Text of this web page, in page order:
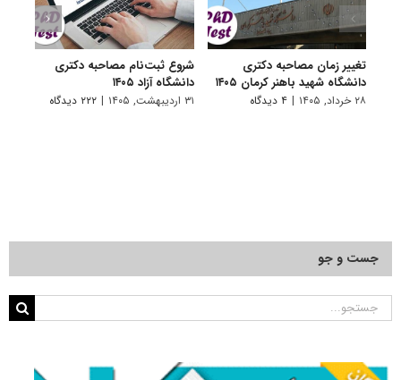
تغییر زمان مصاحبه دکتری
دانشگاه شهید باهنر کرمان ۱۴۰۵
۲۸ خرداد, ۱۴۰۵ | ۴ دیدگاه
شروع ثبت‌نام مصاحبه دکتری
دانشگاه آزاد ۱۴۰۵
۳۱ اردیبهشت, ۱۴۰۵ | ۲۲۲ دیدگاه
جست و جو
جستجو